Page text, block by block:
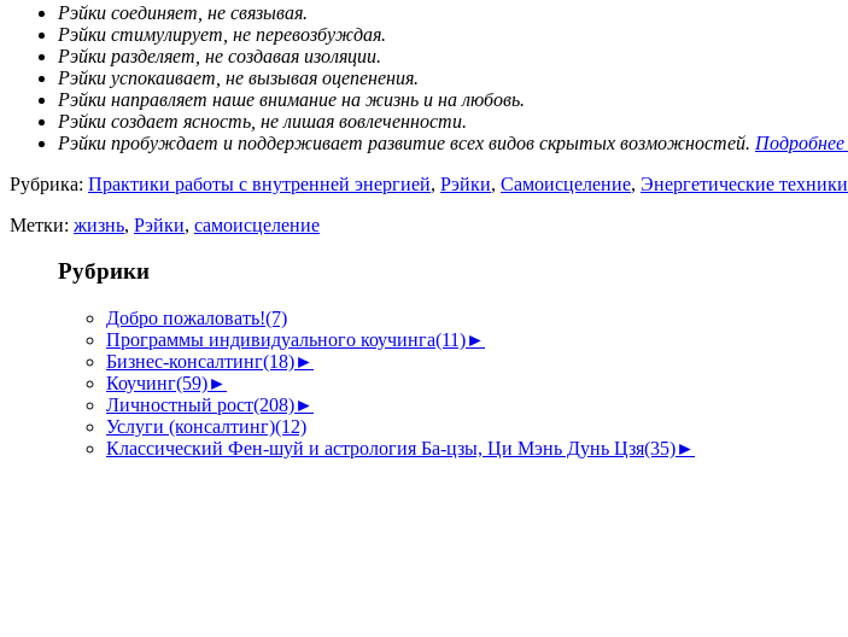
Рэйки соединяет, не связывая.
Рэйки стимулирует, не перевозбуждая.
Рэйки разделяет, не создавая изоляции.
Рэйки успокаивает, не вызывая оцепенения.
Рэйки направляет наше внимание на жизнь и на любовь.
Рэйки создает ясность, не лишая вовлеченности.
Рэйки пробуждает и поддерживает развитие всех видов скрытых возможностей. Подробнее
Рубрика: Практики работы с внутренней энергией, Рэйки, Самоисцеление, Энергетические техники
Метки: жизнь, Рэйки, самоисцеление
Рубрики
Добро пожаловать!(7)
Программы индивидуального коучинга(11)►
Бизнес-консалтинг(18)►
Коучинг(59)►
Личностный рост(208)►
Услуги (консалтинг)(12)
Классический Фен-шуй и астрология Ба-цзы, Ци Мэнь Дунь Цзя(35)►